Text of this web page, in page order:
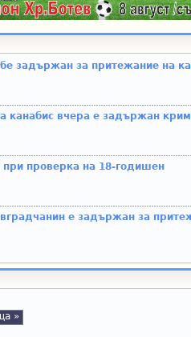
задържан за притежание на
канабис вчера е задържан
при проверка на 18-годишен
е задържан за
»